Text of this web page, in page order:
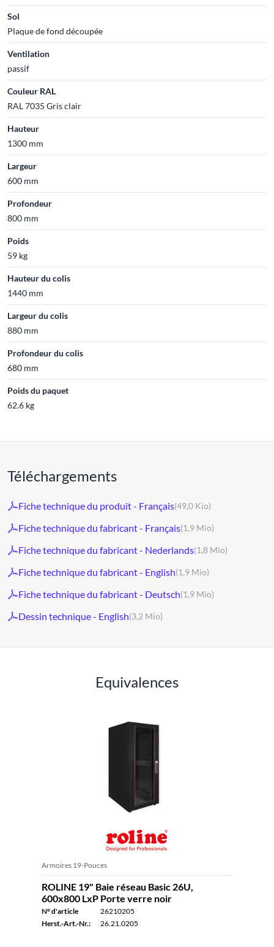
Sol
Plaque de fond découpée
Ventilation
passif
Couleur RAL
RAL 7035 Gris clair
Hauteur
1300 mm
Largeur
600 mm
Profondeur
800 mm
Poids
59 kg
Hauteur du colis
1440 mm
Largeur du colis
880 mm
Profondeur du colis
680 mm
Poids du paquet
62.6 kg
Téléchargements
Fiche technique du produit - Français(49,0 Kio)
Fiche technique du fabricant - Français(1,9 Mio)
Fiche technique du fabricant - Nederlands(1,8 Mio)
Fiche technique du fabricant - English(1,9 Mio)
Fiche technique du fabricant - Deutsch(1,9 Mio)
Dessin technique - English(3,2 Mio)
Equivalences
Armoires 19-Pouces
ROLINE 19" Baie réseau Basic 26U,
600x800 LxP Porte verre noir
N° d'article
26210205
Herst.-Art.-Nr.:
26.21.0205